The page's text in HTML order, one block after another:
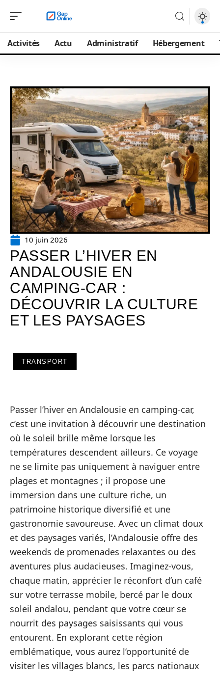
Activités Actu Administratif Hébergement
10 juin 2026
PASSER L’HIVER EN
ANDALOUSIE EN
CAMPING-CAR :
DÉCOUVRIR LA CULTURE
ET LES PAYSAGES
TRANSPORT
Passer l’hiver en Andalousie en camping-car,
c’est une invitation à découvrir une destination
où le soleil brille même lorsque les
températures descendent ailleurs. Ce voyage
ne se limite pas uniquement à naviguer entre
plages et montagnes ; il propose une
immersion dans une culture riche, un
patrimoine historique diversifié et une
gastronomie savoureuse. Avec un climat doux
et des paysages variés, l’Andalousie offre des
weekends de promenades relaxantes ou des
aventures plus audacieuses. Imaginez-vous,
chaque matin, apprécier le réconfort d’un café
sur votre terrasse mobile, bercé par le doux
soleil andalou, pendant que votre cœur se
nourrit des paysages saisissants qui vous
entourent. En explorant cette région
emblématique, vous aurez l’opportunité de
visiter les villages blancs, les parcs nationaux